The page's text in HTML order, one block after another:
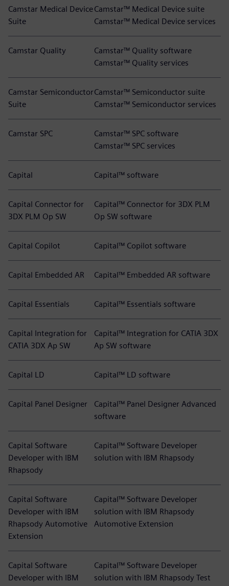
Camstar Medical Device
Suite
Camstar™ Medical Device suite
Camstar™ Medical Device services
Camstar Quality
Camstar™ Quality software
Camstar™ Quality services
Camstar Semiconductor
Suite
Camstar™ Semiconductor suite
Camstar™ Semiconductor services
Camstar SPC
Camstar™ SPC software
Camstar™ SPC services
Capital Capital™ software
Capital Connector for
3DX PLM Op SW
Capital™ Connector for 3DX PLM
Op SW software
Capital Copilot Capital™ Copilot software
Capital Embedded AR Capital™ Embedded AR software
Capital Essentials Capital™ Essentials software
Capital Integration for
CATIA 3DX Ap SW
Capital™ Integration for CATIA 3DX
Ap SW software
Capital LD Capital™ LD software
Capital Panel Designer
Capital™ Panel Designer Advanced
software
Capital Software
Developer with IBM
Rhapsody
Capital™ Software Developer
solution with IBM Rhapsody
Capital Software
Developer with IBM
Rhapsody Automotive
Extension
Capital™ Software Developer
solution with IBM Rhapsody
Automotive Extension
Capital Software
Developer with IBM
Capital™ Software Developer
solution with IBM Rhapsody Test